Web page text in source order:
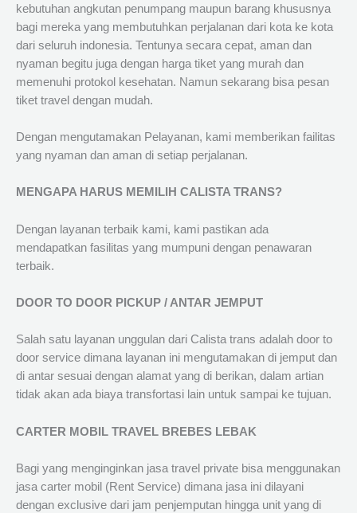
kebutuhan angkutan penumpang maupun barang khususnya
bagi mereka yang membutuhkan perjalanan dari kota ke kota
dari seluruh indonesia. Tentunya secara cepat, aman dan
nyaman begitu juga dengan harga tiket yang murah dan
memenuhi protokol kesehatan. Namun sekarang bisa pesan
tiket travel dengan mudah.
Dengan mengutamakan Pelayanan, kami memberikan failitas
yang nyaman dan aman di setiap perjalanan.
MENGAPA HARUS MEMILIH CALISTA TRANS?
Dengan layanan terbaik kami, kami pastikan ada
mendapatkan fasilitas yang mumpuni dengan penawaran
terbaik.
DOOR TO DOOR PICKUP / ANTAR JEMPUT
Salah satu layanan unggulan dari Calista trans adalah door to
door service dimana layanan ini mengutamakan di jemput dan
di antar sesuai dengan alamat yang di berikan, dalam artian
tidak akan ada biaya transfortasi lain untuk sampai ke tujuan.
CARTER MOBIL TRAVEL BREBES LEBAK
Bagi yang menginginkan jasa travel private bisa menggunakan
jasa carter mobil (Rent Service) dimana jasa ini dilayani
dengan exclusive dari jam penjemputan hingga unit yang di